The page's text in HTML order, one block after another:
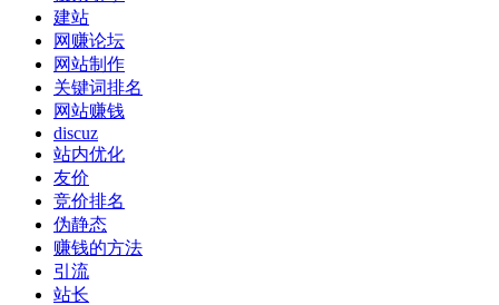
建站
网赚论坛
网站制作
关键词排名
网站赚钱
discuz
站内优化
友价
竞价排名
伪静态
赚钱的方法
引流
站长